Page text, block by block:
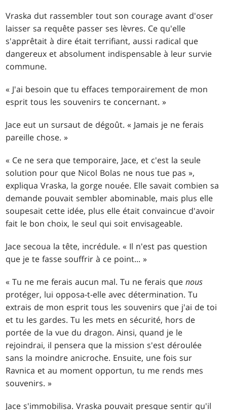
Vraska dut rassembler tout son courage avant d'oser
laisser sa requête passer ses lèvres. Ce qu'elle
s'apprêtait à dire était terrifiant, aussi radical que
dangereux et absolument indispensable à leur survie
commune.
« J'ai besoin que tu effaces temporairement de mon
esprit tous les souvenirs te concernant. »
Jace eut un sursaut de dégoût. « Jamais je ne ferais
pareille chose. »
« Ce ne sera que temporaire, Jace, et c'est la seule
solution pour que Nicol Bolas ne nous tue pas »,
expliqua Vraska, la gorge nouée. Elle savait combien sa
demande pouvait sembler abominable, mais plus elle
soupesait cette idée, plus elle était convaincue d'avoir
fait le bon choix, le seul qui soit envisageable.
Jace secoua la tête, incrédule. « Il n'est pas question
que je te fasse souffrir à ce point... »
« Tu ne me ferais aucun mal. Tu ne ferais quenous
protéger, lui opposa-t-elle avec détermination. Tu
extrais de mon esprit tous les souvenirs que j'ai de toi
et tu les gardes. Tu les mets en sécurité, hors de
portée de la vue du dragon. Ainsi, quand je le
rejoindrai, il pensera que la mission s'est déroulée
sans la moindre anicroche. Ensuite, une fois sur
Ravnica et au moment opportun, tu me rends mes
souvenirs. »
Jace s'immobilisa. Vraska pouvait presque sentir qu'il